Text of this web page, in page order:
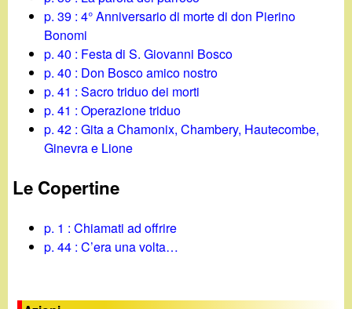
p. 39 : 4° Anniversario di morte di don Pierino
Bonomi
p. 40 : Festa di S. Giovanni Bosco
p. 40 : Don Bosco amico nostro
p. 41 : Sacro triduo dei morti
p. 41 : Operazione triduo
p. 42 : Gita a Chamonix, Chambery, Hautecombe,
Ginevra e Lione
Le Copertine
p. 1 : Chiamati ad offrire
p. 44 : C’era una volta…